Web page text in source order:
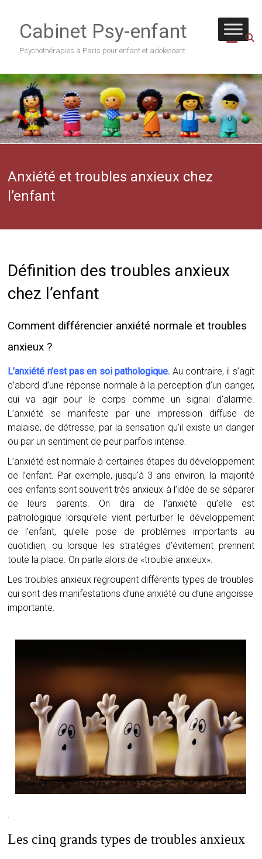
contentCabinet Psy-enfant
Psychothérapies à Paris pour enfant et adolescent
Anxiété et troubles anxieux chez
l’enfant
Définition des troubles anxieux
chez l’enfant
Comment différencier anxiété normale et troubles
anxieux ?
L’anxiété n’est pas en soi pathologique. Au contraire, il s’agit
d’abord d’une réponse normale à la perception d’un danger,
qui va agir pour le corps comme un signal d’alarme.
L’anxiété se manifeste par une impression diffuse de
malaise, de détresse, par la sensation qu’il existe un danger
ou par un sentiment de peur parfois intense.
L’anxiété est normale à certaines étapes du développement
de l’enfant. Par exemple, jusqu’à 3 ans environ, la majorité
des enfants sont souvent très anxieux à l’idée de se séparer
de leurs parents. On dira de l’anxiété qu’elle est
pathologique lorsqu’elle vient perturber le développement
de l’enfant, qu’elle pose de problèmes importants au
quotidien, ou lorsque les stratégies d’évitement prennent
toute la place. On parle alors de «trouble anxieux».
Les troubles anxieux regroupent différents types de troubles
qui sont des manifestations d’une anxiété ou d’une angoisse
importante.
.
.
Les cinq grands types de troubles anxieux